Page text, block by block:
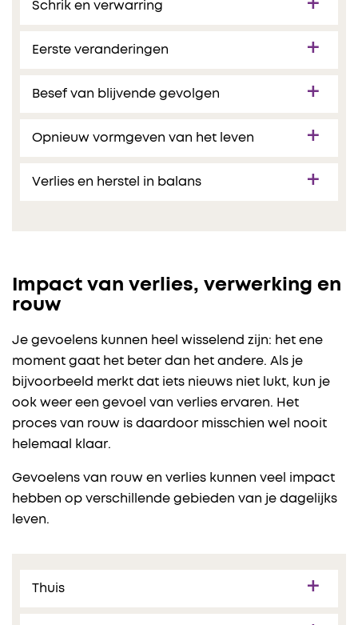
Schrik en verwarring
Eerste veranderingen
Besef van blijvende gevolgen
Opnieuw vormgeven van het leven
Verlies en herstel in balans
Impact van verlies, verwerking en
rouw
Je gevoelens kunnen heel wisselend zijn: het ene
moment gaat het beter dan het andere. Als je
bijvoorbeeld merkt dat iets nieuws niet lukt, kun je
ook weer een gevoel van verlies ervaren. Het
proces van rouw is daardoor misschien wel nooit
helemaal klaar.
Gevoelens van rouw en verlies kunnen veel impact
hebben op verschillende gebieden van je dagelijks
leven.
Thuis